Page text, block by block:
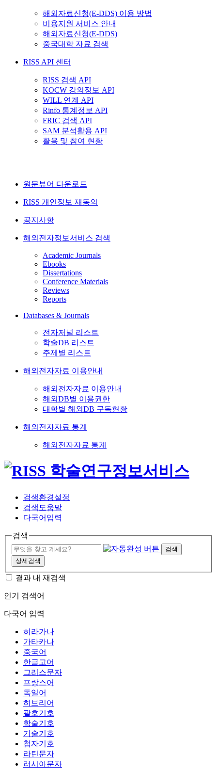
해외자료신청(E-DDS) 이용 방법
비용지원 서비스 안내
해외자료신청(E-DDS)
중국대학 자료 검색
RISS API 센터
RISS 검색 API
KOCW 강의정보 API
WILL 연계 API
Rinfo 통계정보 API
FRIC 검색 API
SAM 분석활용 API
활용 및 참여 현황
원문뷰어 다운로드
RISS 개인정보 재동의
공지사항
해외전자정보서비스 검색
Academic Journals
Ebooks
Dissertations
Conference Materials
Reviews
Reports
Databases & Journals
전자저널 리스트
학술DB 리스트
주제별 리스트
해외전자자료 이용안내
해외전자자료 이용안내
해외DB별 이용권한
대학별 해외DB 구독현황
해외전자자료 통계
해외전자자료 통계
검색환경설정
검색도움말
다국어입력
검색
검색
상세검색
결과 내 재검색
인기 검색어
다국어 입력
히라가나
가타카나
중국어
한글고어
그리스문자
프랑스어
독일어
히브리어
괄호기호
학술기호
기술기호
첨자기호
라틴문자
러시아문자